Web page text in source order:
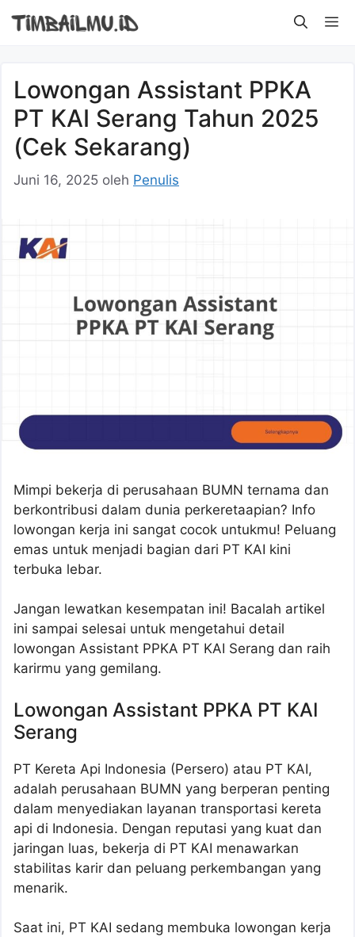
Lowongan Assistant PPKA
PT KAI Serang Tahun 2025
(Cek Sekarang)
Juni 16, 2025 oleh Penulis
Mimpi bekerja di perusahaan BUMN ternama dan
berkontribusi dalam dunia perkeretaapian? Info
lowongan kerja ini sangat cocok untukmu! Peluang
emas untuk menjadi bagian dari PT KAI kini
terbuka lebar.
Jangan lewatkan kesempatan ini! Bacalah artikel
ini sampai selesai untuk mengetahui detail
lowongan Assistant PPKA PT KAI Serang dan raih
karirmu yang gemilang.
Lowongan Assistant PPKA PT KAI
Serang
PT Kereta Api Indonesia (Persero) atau PT KAI,
adalah perusahaan BUMN yang berperan penting
dalam menyediakan layanan transportasi kereta
api di Indonesia. Dengan reputasi yang kuat dan
jaringan luas, bekerja di PT KAI menawarkan
stabilitas karir dan peluang perkembangan yang
menarik.
Saat ini, PT KAI sedang membuka lowongan kerja